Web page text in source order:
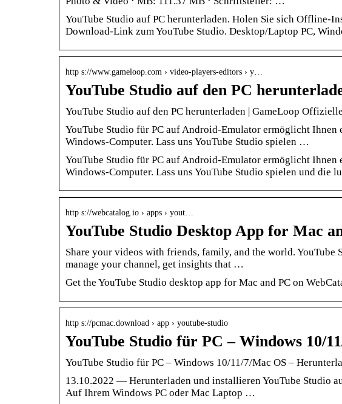
YouTube Studio auf PC herunterladen. Holen Sie sich Offline-
Download-Link zum YouTube Studio. Desktop/Laptop PC,
http s://www.gameloop.com › video-players-editors › y…
YouTube Studio auf den PC
YouTube Studio auf den PC herunterladen | GameLoop Offizielle
YouTube Studio für PC auf Android-Emulator ermöglicht Ihnen
Windows-Computer. Lass uns YouTube Studio spielen …
YouTube Studio für PC auf Android-Emulator ermöglicht Ihnen
Windows-Computer. Lass uns YouTube Studio spielen und die
http s://webcatalog.io › apps › yout…
YouTube Studio Desktop App for Mac
Share your videos with friends, family, and the world. YouTube
manage your channel, get insights that …
Get the YouTube Studio desktop app for Mac and PC on
http s://pcmac.download › app › youtube-studio
YouTube Studio für PC – Windows 10/
YouTube Studio für PC – Windows 10/11/7/Mac OS –
13.10.2022 — Herunterladen und installieren YouTube Studio
Auf Ihrem Windows PC oder Mac Laptop …